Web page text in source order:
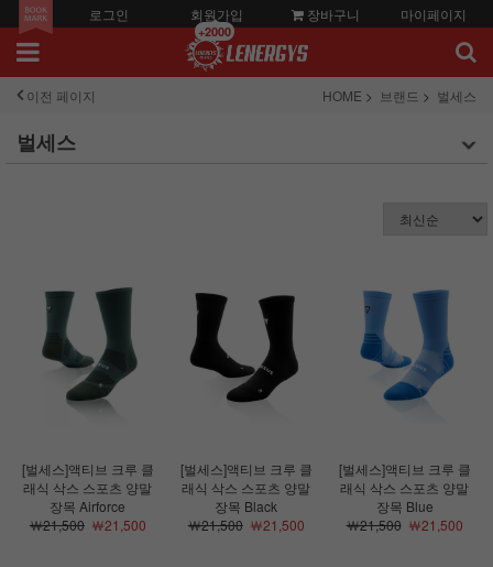
로그인 회원가입
+2000
장바구니 마이페이지
이전 페이지 HOME 브랜드 벌세스
벌세스
[벌세스]액티브 크루 클
래식 삭스 스포츠 양말
장목 Airforce
￦21,500￦21,500
[벌세스]액티브 크루 클
래식 삭스 스포츠 양말
장목 Black
￦21,500￦21,500
[벌세스]액티브 크루 클
래식 삭스 스포츠 양말
장목 Blue
￦21,500￦21,500